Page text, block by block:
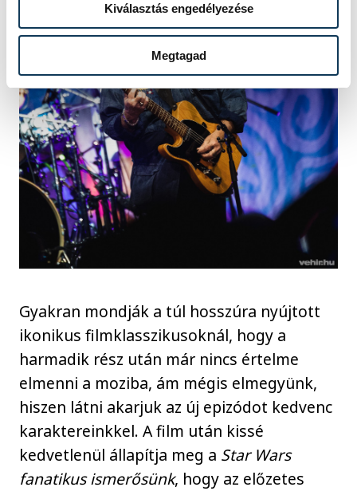
Kiválasztás engedélyezése
Megtagad
Gyakran mondják a túl hosszúra nyújtott
ikonikus filmklasszikusoknál, hogy a
harmadik rész után már nincs értelme
elmenni a moziba, ám mégis elmegyünk,
hiszen látni akarjuk az új epizódot kedvenc
karaktereinkkel. A film után kissé
kedvetlenül állapítja meg a Star Wars
fanatikus ismerősünk, hogy az előzetes